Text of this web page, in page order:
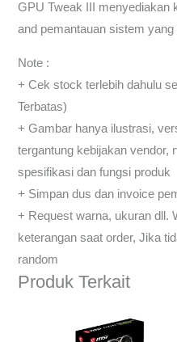
GPU Tweak III menyediakan
and pemantauan sistem yang
Note :
+ Cek stock terlebih dahulu
Terbatas)
+ Gambar hanya ilustrasi,
tergantung kebijakan vendor,
spesifikasi dan fungsi produk
+ Simpan dus dan invoice
+ Request warna, ukuran dll.
keterangan saat order, Jika
random
Produk Terkait